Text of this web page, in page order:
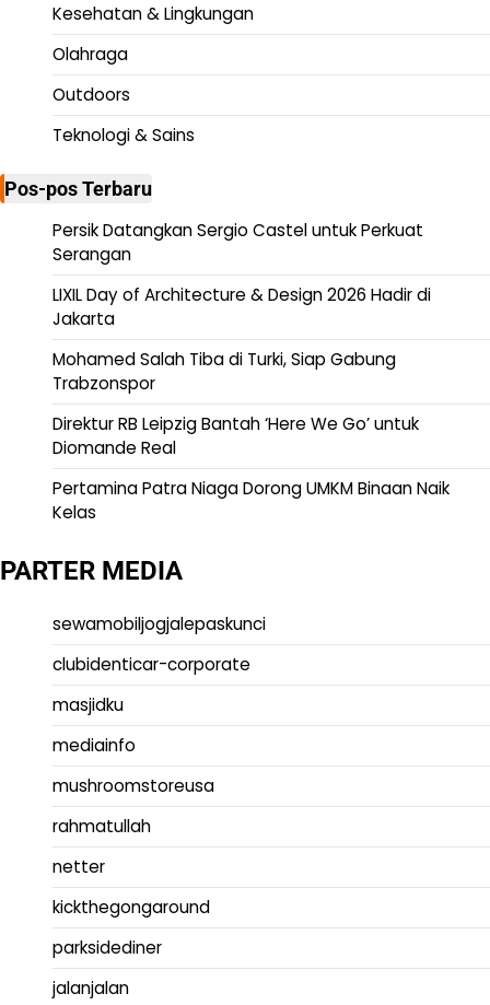
Kesehatan & Lingkungan
Olahraga
Outdoors
Teknologi & Sains
Pos-pos Terbaru
Persik Datangkan Sergio Castel untuk Perkuat
Serangan
LIXIL Day of Architecture & Design 2026 Hadir di
Jakarta
Mohamed Salah Tiba di Turki, Siap Gabung
Trabzonspor
Direktur RB Leipzig Bantah ‘Here We Go’ untuk
Diomande Real
Pertamina Patra Niaga Dorong UMKM Binaan Naik
Kelas
PARTER MEDIA
sewamobiljogjalepaskunci
clubidenticar-corporate
masjidku
mediainfo
mushroomstoreusa
rahmatullah
netter
kickthegongaround
parksidediner
jalanjalan